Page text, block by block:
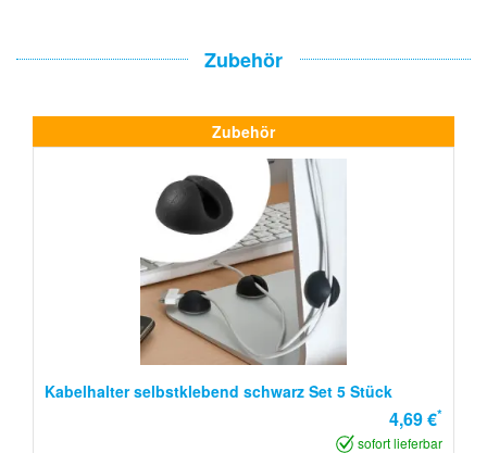
Zubehör
Zubehör
Kabelhalter selbstklebend schwarz Set 5 Stück
4,69 €*
sofort lieferbar